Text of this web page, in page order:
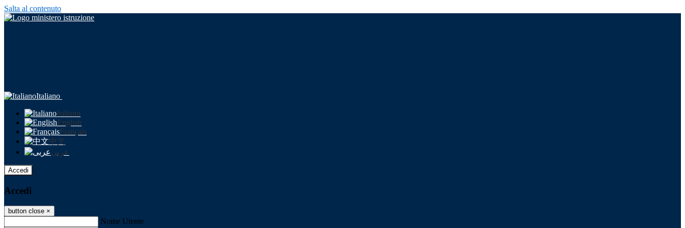
Salta al contenuto
Italiano
Italiano
English
Français
中文
عربى
Accedi
Accedi
button close ×
Nome Utente